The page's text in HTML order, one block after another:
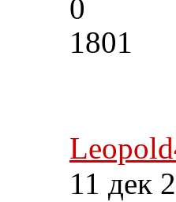
0
1801
11 дек